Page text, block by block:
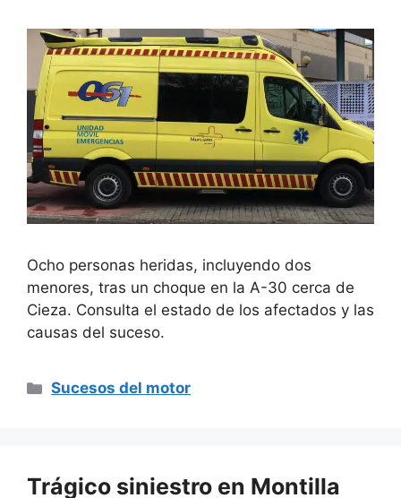
Ocho personas heridas, incluyendo dos
menores, tras un choque en la A-30 cerca de
Cieza. Consulta el estado de los afectados y las
causas del suceso.
Categorías
Sucesos del motor
Trágico siniestro en Montilla